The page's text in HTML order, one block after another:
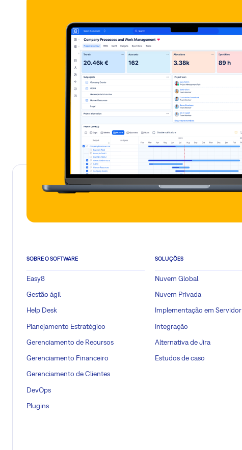
SOBRE O SOFTWARE
Easy8
Gestão ágil
Help Desk
Planejamento Estratégico
Gerenciamento de Recursos
Gerenciamento Financeiro
Gerenciamento de Clientes
DevOps
Plugins
SOLUÇÕES
Nuvem Global
Nuvem Privada
Implementação em Servidor
Integração
Alternativa de Jira
Estudos de caso